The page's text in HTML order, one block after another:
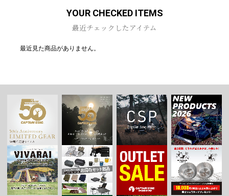
YOUR CHECKED ITEMS
最近チェックしたアイテム
最近見た商品がありません。